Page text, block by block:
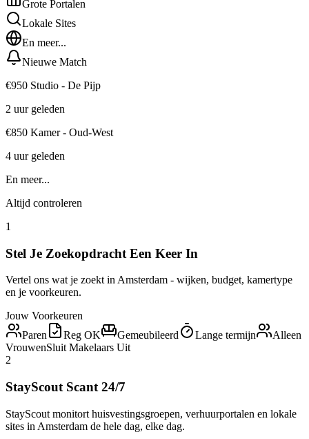
Grote Portalen
Lokale Sites
En meer...
Nieuwe Match
€950 Studio - De Pijp
2 uur geleden
€850 Kamer - Oud-West
4 uur geleden
En meer...
Altijd controleren
1
Stel Je Zoekopdracht Een Keer In
Vertel ons wat je zoekt in Amsterdam - wijken, budget, kamertype
en je voorkeuren.
Jouw Voorkeuren
Paren
Reg OK Gemeubileerd Lange termijn
Alleen
VrouwenSluit Makelaars Uit
2
StayScout Scant 24/7
StayScout monitort huisvestingsgroepen, verhuurportalen en lokale
sites in Amsterdam de hele dag, elke dag.